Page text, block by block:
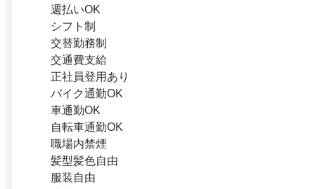
週払いOK
シフト制
交替勤務制
交通費支給
正社員登用あり
バイク通勤OK
車通勤OK
自転車通勤OK
職場内禁煙
髪型髪色自由
服装自由